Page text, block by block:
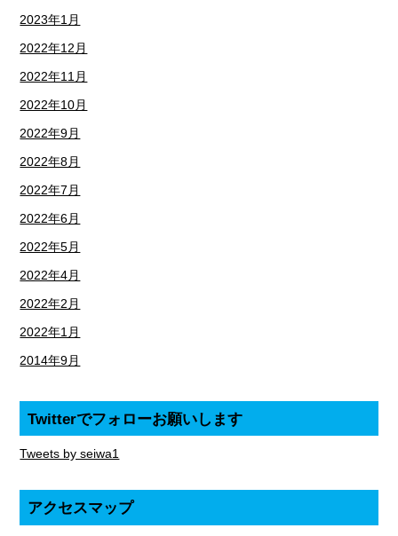
2023年1月
2022年12月
2022年11月
2022年10月
2022年9月
2022年8月
2022年7月
2022年6月
2022年5月
2022年4月
2022年2月
2022年1月
2014年9月
Twitterでフォローお願いします
Tweets by seiwa1
アクセスマップ